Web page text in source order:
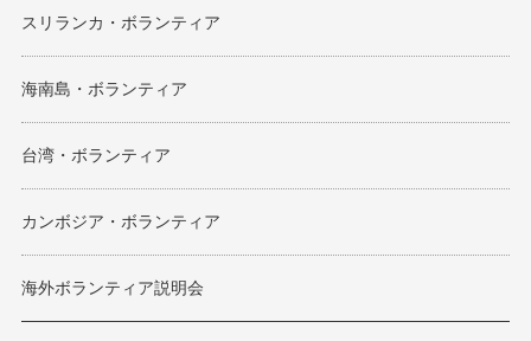
スリランカ・ボランティア
海南島・ボランティア
台湾・ボランティア
カンボジア・ボランティア
海外ボランティア説明会